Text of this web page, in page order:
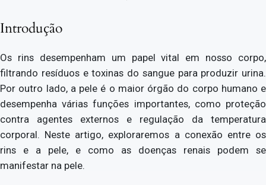
Introdução
Os rins desempenham um papel vital em nosso corpo,
filtrando resíduos e toxinas do sangue para produzir urina.
Por outro lado, a pele é o maior órgão do corpo humano e
desempenha várias funções importantes, como proteção
contra agentes externos e regulação da temperatura
corporal. Neste artigo, exploraremos a conexão entre os
rins e a pele, e como as doenças renais podem se
manifestar na pele.